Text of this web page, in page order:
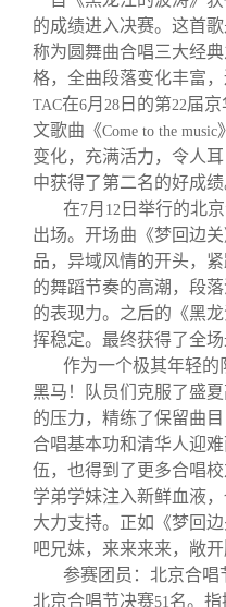
西南联
义工计
新媒体
青春风
校友文苑
校友讲
校友视
信息化
三创大赛
实用信
总会简
会长致辞
总会章
理事会
制度法
联系我
关闭
的成绩进入决赛。这首
称为圆舞曲合唱三大经
格，全曲段落变化丰富
TAC在6月 28 日的第22届京
文歌曲《Come to the music
变化，充满活力，令人耳
中获得了第二名的好成绩
在7月 12 日举行的北
出场。开场曲《梦回边
品，异域风情的开头，
的舞蹈节奏的高潮，段
的表现力。之后的《黑
挥稳定。最终获得了全场
作为一个极其年轻的
黑马！队员们克服了盛
的压力，精练了保留曲
合唱基本功和清华人迎
伍，也得到了更多合唱
学弟学妹注入新鲜血液
大力支持。正如《梦回
吧兄妹，来来来来，敞
参赛团员：北京合唱
北京合唱节决赛51名。